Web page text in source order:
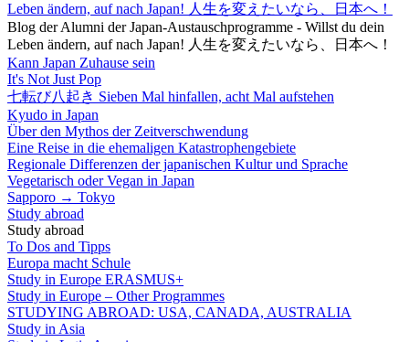
Leben ändern, auf nach Japan! 人生を変えたいなら、日本へ！
Blog der Alumni der Japan-Austauschprogramme - Willst du dein
Leben ändern, auf nach Japan! 人生を変えたいなら、日本へ！
Kann Japan Zuhause sein
It's Not Just Pop
七転び八起き Sieben Mal hinfallen, acht Mal aufstehen
Kyudo in Japan
Über den Mythos der Zeitverschwendung
Eine Reise in die ehemaligen Katastrophengebiete
Regionale Differenzen der japanischen Kultur und Sprache
Vegetarisch oder Vegan in Japan
Sapporo → Tokyo
Study abroad
Study abroad
To Dos and Tipps
Europa macht Schule
Study in Europe ERASMUS+
Study in Europe – Other Programmes
STUDYING ABROAD: USA, CANADA, AUSTRALIA
Study in Asia